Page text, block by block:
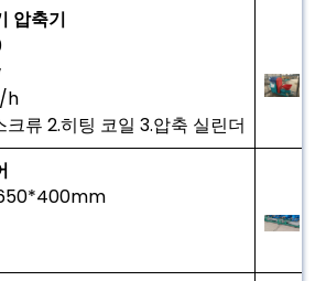
압축기
h
크류 2.히팅 코일 3.압축 실린더